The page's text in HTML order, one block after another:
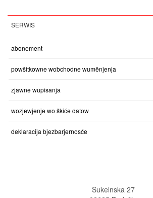
SERWIS
abonement
powšitkowne wobchodne wuměnjenja
zjawne wupisanja
wozjewjenje wo škiće datow
deklaracija bjezbarjernosće
Sukelnska 27